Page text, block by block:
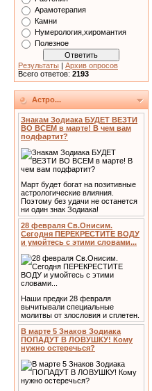
Арамотерапия
Камни
Нумерология,хиромантия
Полезное
Результаты | Архив опросов
Всего ответов: 2193
Астро...
Знакам Зодиака БУДЕТ ВЕЗТИ
ВО ВСЕМ в марте! В чем вам
подфартит?
Март будет богат на позитивные
астрологические влияния.
Поэтому без удачи не останется
ни один знак Зодиака!
28 февраля Св.Онисим.
Сегодня ПЕРЕКРЕСТИТЕ ВОДУ
и умойтесь с этими словами...
Наши предки 28 февраля
вычитывали специальные
молитвы от злословия и сплетен.
В марте 5 Знаков Зодиака
ПОПАДУТ В ЛОВУШКУ! Кому
нужно остеречься?